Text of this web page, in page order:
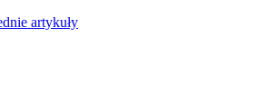
artykuły